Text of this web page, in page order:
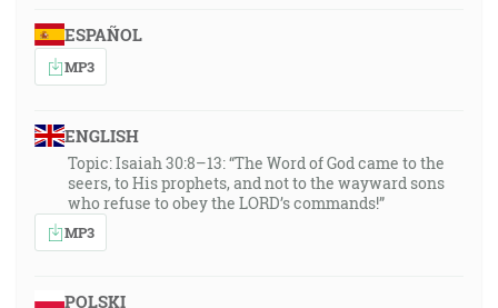
ESPAÑOL
MP3
ENGLISH
Topic: Isaiah 30:8–13: “The Word of God came to the
seers, to His prophets, and not to the wayward sons
who refuse to obey the LORD’s commands!”
MP3
POLSKI